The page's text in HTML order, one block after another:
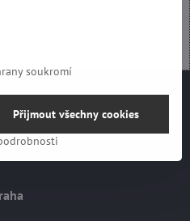
soukromí
Přijmout všechny cookies